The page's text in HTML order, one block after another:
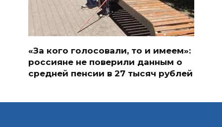
«За кого голосовали, то и имеем»:
россияне не поверили данным о
средней пенсии в 27 тысяч рублей